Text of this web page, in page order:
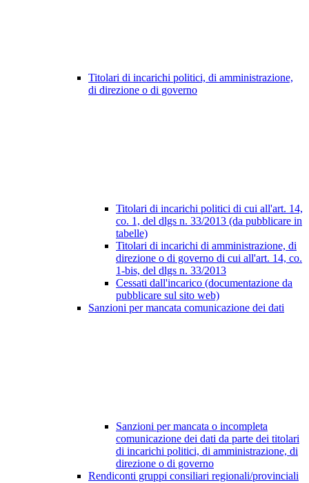
Titolari di incarichi politici, di amministrazione,
di direzione o di governo
Titolari di incarichi politici di cui all'art. 14,
co. 1, del dlgs n. 33/2013 (da pubblicare in
tabelle)
Titolari di incarichi di amministrazione, di
direzione o di governo di cui all'art. 14, co.
1-bis, del dlgs n. 33/2013
Cessati dall'incarico (documentazione da
pubblicare sul sito web)
Sanzioni per mancata comunicazione dei dati
Sanzioni per mancata o incompleta
comunicazione dei dati da parte dei titolari
di incarichi politici, di amministrazione, di
direzione o di governo
Rendiconti gruppi consiliari regionali/provinciali